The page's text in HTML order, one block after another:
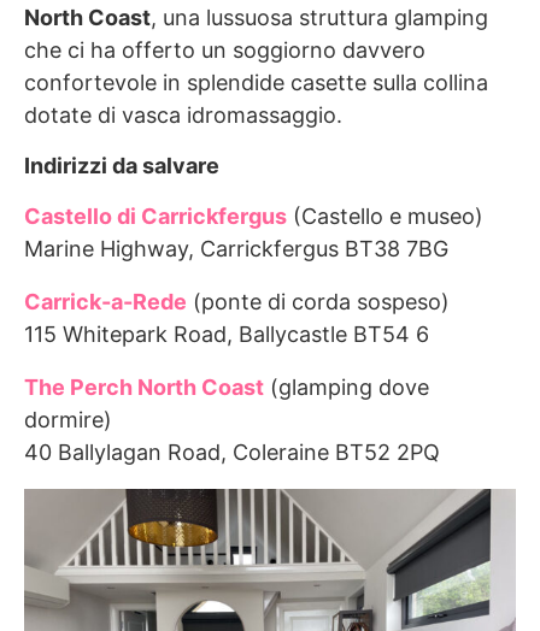
North Coast, una lussuosa struttura glamping
che ci ha offerto un soggiorno davvero
confortevole in splendide casette sulla collina
dotate di vasca idromassaggio.
Indirizzi da salvare
Castello di Carrickfergus (Castello e museo)
Marine Highway, Carrickfergus BT38 7BG
Carrick-a-Rede (ponte di corda sospeso)
115 Whitepark Road, Ballycastle BT54 6
The Perch North Coast (glamping dove
dormire)
40 Ballylagan Road, Coleraine BT52 2PQ